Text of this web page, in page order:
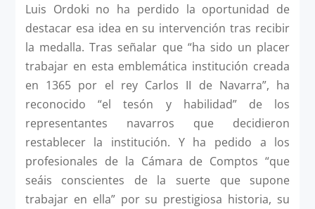
Luis Ordoki no ha perdido la oportunidad de
destacar esa idea en su intervención tras recibir
la medalla. Tras señalar que “ha sido un placer
trabajar en esta emblemática institución creada
en 1365 por el rey Carlos II de Navarra”, ha
reconocido “el tesón y habilidad” de los
representantes navarros que decidieron
restablecer la institución. Y ha pedido a los
profesionales de la Cámara de Comptos “que
seáis conscientes de la suerte que supone
trabajar en ella” por su prestigiosa historia, su